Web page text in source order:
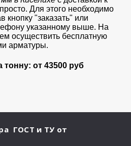
Для этого необходимо
кнопку "заказать" или
указанному выше. На
осуществить бесплатную
арматуры.
тонну: от43500 руб
ГОСТ и ТУ от